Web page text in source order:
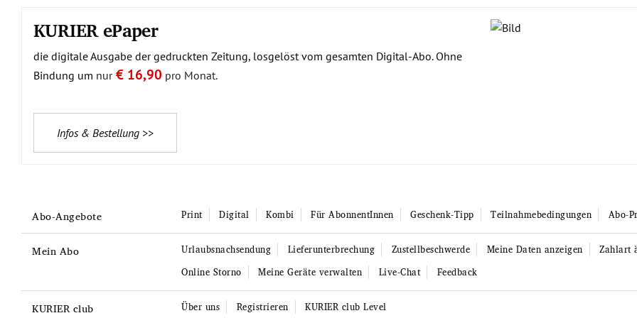
KURIER ePaper
die digitale Ausgabe der gedruckten Zeitung, losgelöst vom gesamten Digital-Abo. Ohne
Bindung um nur€ 16,90 pro Monat.
Infos & Bestellung >>
Abo-Angebote Print Digital Kombi Für AbonnentInnen Geschenk-Tipp Teilnahmebedingungen Abo-
Mein Abo Urlaubsnachsendung Lieferunterbrechung Zustellbeschwerde Meine Daten anzeigen
Zahlart
Online Storno
Meine Geräte verwalten Live-Chat Feedback
KURIER club Über uns Registrieren KURIER club Level